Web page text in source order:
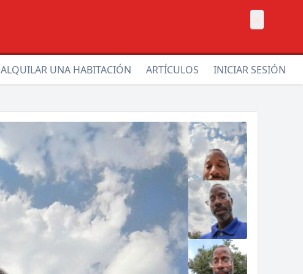
ALQUILAR UNA HABITACIÓN ARTÍCULOS INICIAR SESIÓN